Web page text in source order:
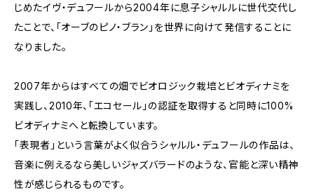
じめたイヴ・デュフールから2004年に息子シャルルに世代交代し
たことで、「オーブのピノ・ブラン」を世界に向けて発信することに
なりました。
2007年からはすべての畑でビオロジック栽培とビオディナミを
実践し、2010年、「エコセール」の認証を取得すると同時に100%
ビオディナミへと転換しています。
「表現者」という言葉がよく似合うシャルル・デュフールの作品は、
音楽に例えるなら美しいジャズバラードのような、官能と深い精神
性が感じられるものです。